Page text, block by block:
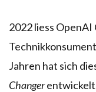
2022 liess
Jahren hat sich
Changerentwickelt.